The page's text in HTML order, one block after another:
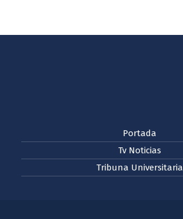
Portada
Tv Noticias
Tribuna Universitaria